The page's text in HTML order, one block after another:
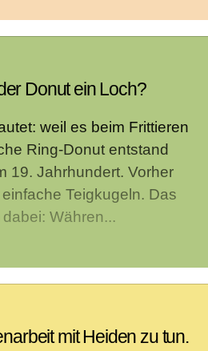
Donut ein Loch?
weil es beim Frittieren
Ring-Donut entstand
19. Jahrhundert. Vorher
Teigkugeln. Das
Währen...
mit Heiden zu tun.